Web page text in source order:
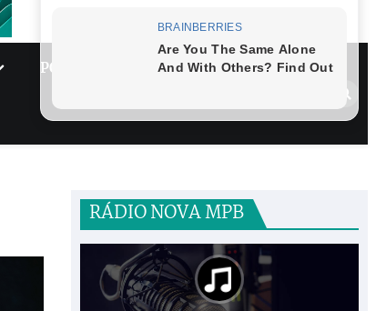
POLÍTICA GASTRONOMIA
RÁDIO NOVA MPB